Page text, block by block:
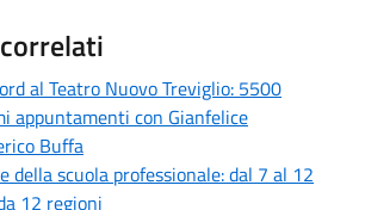
al Teatro Nuovo Treviglio: 5500
appuntamenti con Gianfelice
Buffa
della scuola professionale: dal 7 al 12
12 regioni